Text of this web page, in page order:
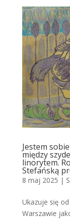
Jestem
między
linorytem.
Stefańską
8 maj 2025 |
Ukazuje się
Warszawie